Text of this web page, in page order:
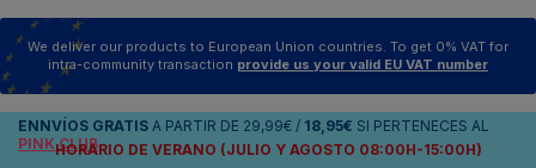
We deliver our products to European Union countries. To get 0% VAT for
intra-community transaction provide us your valid EU VAT number
ENNVÍOS GRATIS A PARTIR DE 29,99€ / 18,95€ SI PERTENECES AL
PINK CLUB
HORARIO DE VERANO (JULIO Y AGOSTO 08:00H-15:00H)